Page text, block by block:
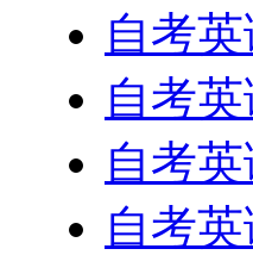
自考
自考
自考
自考